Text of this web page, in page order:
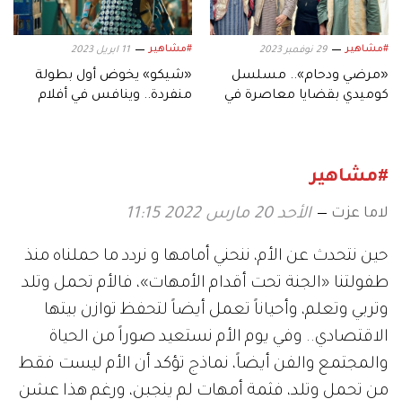
#مشاهير 29 نوفمبر 2023
«مرضي ودحام».. مسلسل
كوميدي بقضايا معاصرة في
#مشاهير 11 ابريل 2023
«شيكو» يخوض أول بطولة
منفردة.. وينافس في أفلام
#مشاهير
لاما عزت الأحد 20 مارس 2022 11:15
حين نتحدث عن الأم، ننحني أمامها و نردد ما حملناه منذ
طفولتنا «الجنة تحت أقدام الأمهات»، فالأم تحمل وتلد
وتربي وتعلم، وأحياناً تعمل أيضاً لتحفظ توازن بيتها
الاقتصادي.. وفي يوم الأم نستعيد صوراً من الحياة
والمجتمع والفن أيضاً، نماذج تؤكد أن الأم ليست فقط
من تحمل وتلد، فثمة أمهات لم ينجبن، ورغم هذا عشن